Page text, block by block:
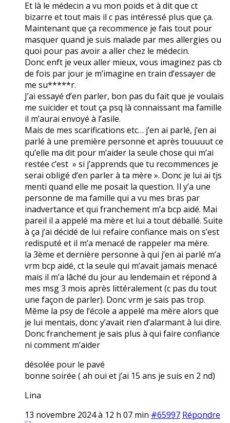
Et là le médecin a vu mon poids et à dit que ct
bizarre et tout mais il c pas intéressé plus que ça.
Maintenant que ça recommence je fais tout pour
masquer quand je suis malade par mes allergies ou
quoi pour pas avoir a aller chez le médecin.
Donc enft je veux aller mieux, vous imaginez pas cb
de fois par jour je m’imagine en train d’essayer de
me su*****r.
J’ai essayé d’en parler, bon pas du fait que je voulais
me suicider et tout ça psq là connaissant ma famille
il m’aurai envoyé à l’asile.
Mais de mes scarifications etc… j’en ai parlé, j’en ai
parlé à une première personne et après touuuut ce
qu’elle ma dit pour m’aider la seule chose qui m’ai
restée c’est » si j’apprends que tu recommences je
serai obligé d’en parler à ta mère ». Donc je lui ai tjs
menti quand elle me posait la question. Il y’a une
personne de ma famille qui a vu mes bras par
inadvertance et qui franchement m’a bcp aidé. Mai
pareil il a appelé ma mère et lui a tout déballé. Suite
à ça j’ai décidé de lui refaire confiance mais on s’est
redisputé et il m’a menacé de rappeler ma mère.
la 3ème et dernière personne à qui j’en ai parlé m’a
vrm bcp aidé, ct la seule qui m’avait jamais menacé
mais il m’a lâché du jour au lendemain et répond à
mes msg 3 mois après littéralement (c pas du tout
une façon de parler). Donc vrm je sais pas trop.
Même la psy de l’école a appelé ma mère alors que
je lui mentais, donc y’avait rien d’alarmant à lui dire.
Donc franchement je sais plus à qui faire confiance
ni comment m’aider
désolée pour le pavé
bonne soirée ( ah oui et j’ai 15 ans je suis en 2 nd)
Lina
13 novembre 2024 à 12 h 07 min #65997 Répondre